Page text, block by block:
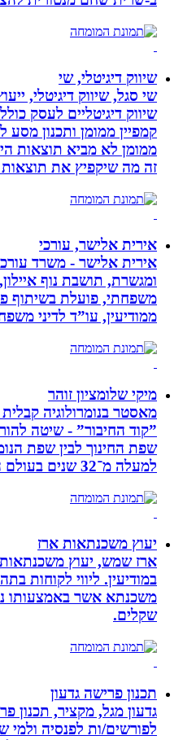
שיווק דיגיטלי, שי
שי סגל, שיווק דיגיטלי, ייעוץ,
שיווק דיגיטליים לעסק כולל
קמפיין ממומן ותכנון מסע
ממומן לא מביא תוצאות היא
זה מה שיקפיץ את תוצאות
אירית אלישר, עורכי
אירית אלישר - משרד עורכת
ומגשרת, תושבת נוף איילון,
משפחתי, פועלת בשיתוף
ממודיעין, עו”ד לדיני משפחה,
מיקי שלומציון זוהר
מאסטר בנומרולוגיה קבלית
”קוד החיבור” - שיטה להורים
שפת החינוך לבין שפת
למעלה מ־32 שנים בעולם החינוך.
יעוץ משכנתאות ארז
ארז שמש, יעוץ משכנתאות,
במודיעין. ליווי לקוחות
משכנתא אשר באמצעותו ניתן
שקלים.
תכנון פרישה גדעון
גדעון מגל, מקציר, תכנון
לפורשים/ות לפנסיה ולמי